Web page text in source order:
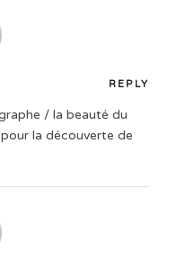
REPLY
/ la beauté du
la découverte de